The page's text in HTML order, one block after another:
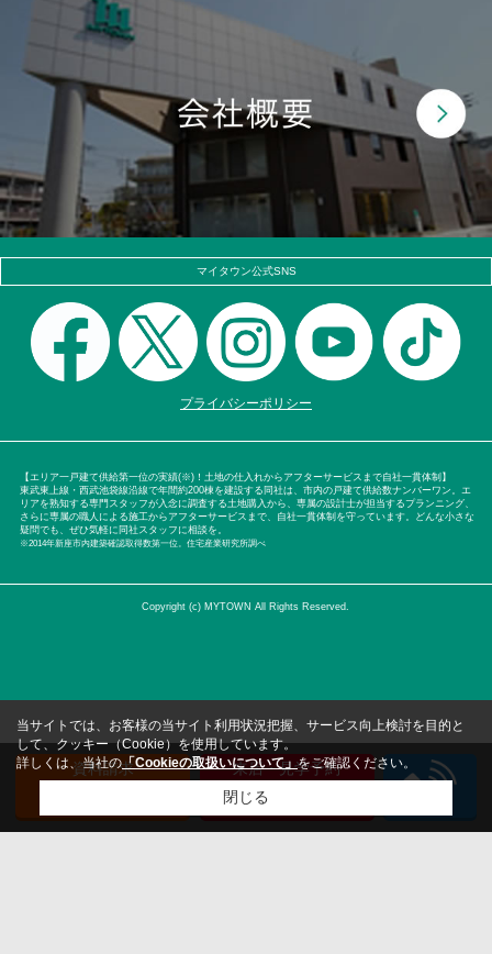
マイタウン公式SNS
プライバシーポリシー
【エリア一戸建て供給第一位の実績(※)！土地の仕入れからアフターサービスまで自社一貫体制】
東武東上線・西武池袋線沿線で年間約200棟を建設する同社は、市内の戸建て供給数ナンバーワン。エ
リアを熟知する専門スタッフが入念に調査する土地購入から、専属の設計士が担当するプランニング、
さらに専属の職人による施工からアフターサービスまで、自社一貫体制を守っています。どんな小さな
疑問でも、ぜひ気軽に同社スタッフに相談を。
※2014年新座市内建築確認取得数第一位。住宅産業研究所調べ
Copyright (c) MYTOWN All Rights Reserved.
資料請求
来店・見学予約
（無料）
当サイトでは、お客様の当サイト利用状況把握、サービス向上検討を目的と
して、クッキー（Cookie）を使用しています。
詳しくは、当社の「Cookieの取扱いについて」をご確認ください。
閉じる